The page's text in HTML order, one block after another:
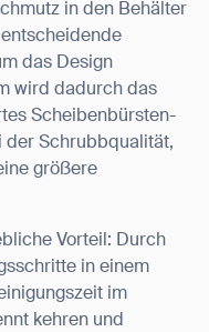
in den Behälter
das Design
wird dadurch das
Scheibenbürsten-
der Schrubbqualität,
größere
Vorteil: Durch
in einem
im
kehren und